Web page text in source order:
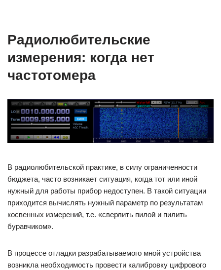
Радиолюбительские
измерения: когда нет
частотомера
В радиолюбительской практике, в силу ограниченности
бюджета, часто возникает ситуация, когда тот или иной
нужный для работы прибор недоступен. В такой ситуации
приходится вычислять нужный параметр по результатам
косвенных измерений, т.е. «сверлить пилой и пилить
буравчиком».
В процессе отладки разрабатываемого мной устройства
возникла необходимость провести калибровку цифрового